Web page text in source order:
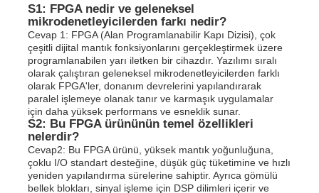
S1: FPGA nedir ve geleneksel
mikrodenetleyicilerden farkı nedir?
Cevap 1: FPGA (Alan Programlanabilir Kapı Dizisi), çok
çeşitli dijital mantık fonksiyonlarını gerçekleştirmek üzere
programlanabilen yarı iletken bir cihazdır. Yazılımı sıralı
olarak çalıştıran geleneksel mikrodenetleyicilerden farklı
olarak FPGA'ler, donanım devrelerini yapılandırarak
paralel işlemeye olanak tanır ve karmaşık uygulamalar
için daha yüksek performans ve esneklik sunar.
S2: Bu FPGA ürününün temel özellikleri
nelerdir?
Cevap2: Bu FPGA ürünü, yüksek mantık yoğunluğuna,
çoklu I/O standart desteğine, düşük güç tüketimine ve hızlı
yeniden yapılandırma sürelerine sahiptir. Ayrıca gömülü
bellek blokları, sinyal işleme için DSP dilimleri içerir ve